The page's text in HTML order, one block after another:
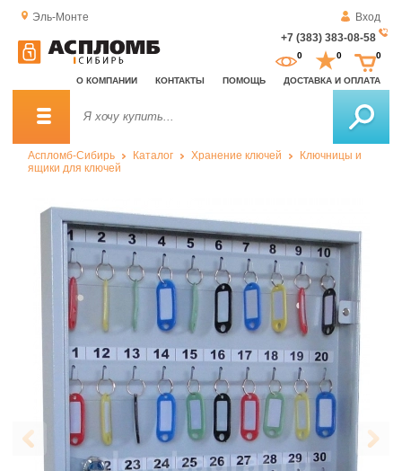
Эль-Монте
Вход
+7 (383) 383-08-58
О КОМПАНИИ КОНТАКТЫ ПОМОЩЬ ДОСТАВКА И ОПЛАТА
0 0 0
Аспломб-Сибирь Каталог Хранение ключей
Ключницы и
ящики для ключей